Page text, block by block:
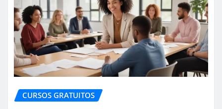
CURSOS GRATUITOS